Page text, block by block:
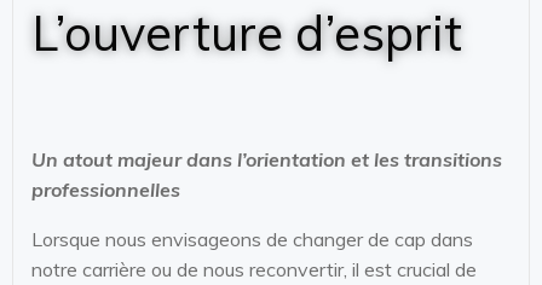
L’ouverture d’esprit
Un atout majeur dans l’orientation et les transitions
professionnelles
Lorsque nous envisageons de changer de cap dans
notre carrière ou de nous reconvertir, il est crucial de